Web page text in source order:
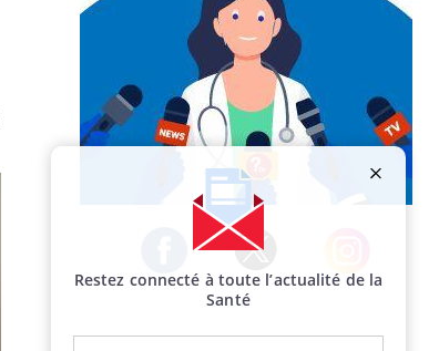
Facebook Twitter Instagram
Restez connecté à toute l’actualité de la
Santé